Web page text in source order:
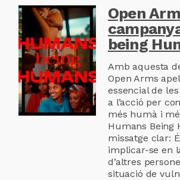
Open
being
Amb aquesta
Open Arms
essencial de
a l’acció per
més humà i
Humans Being
missatge clar:
implicar-se en
d’altres
situació de